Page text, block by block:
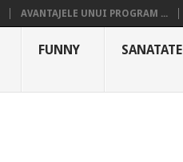
AVANTAJELE UNUI PROGRAM ...
FUNNY SANATATE